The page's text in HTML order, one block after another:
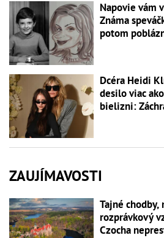
Napovie vám
Známa
potom
Dcéra Heidi
desilo viac
bielizni:
ZAUJÍMAVOSTI
Tajné chodby,
rozprávkový
Czocha